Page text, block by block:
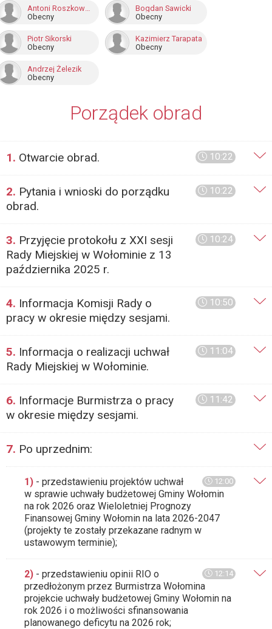
Antoni Roszkowski
Obecny
Bogdan Sawicki
Obecny
Piotr Sikorski
Obecny
Kazimierz Tarapata
Obecny
Andrzej Żelezik
Obecny
Porządek obrad
10:22
1. Otwarcie obrad.
10:22
2. Pytania i wnioski do porządku
obrad.
10:24
3. Przyjęcie protokołu z XXI sesji
Rady Miejskiej w Wołominie z 13
października 2025 r.
10:50
4. Informacja Komisji Rady o
pracy w okresie między sesjami.
11:04
5. Informacja o realizacji uchwał
Rady Miejskiej w Wołominie.
11:42
6. Informacje Burmistrza o pracy
w okresie między sesjami.
7. Po uprzednim:
12:00
1) - przedstawieniu projektów uchwał
w sprawie uchwały budżetowej Gminy Wołomin
na rok 2026 oraz Wieloletniej Prognozy
Finansowej Gminy Wołomin na lata 2026-2047
(projekty te zostały przekazane radnym w
ustawowym terminie);
12:14
2) - przedstawieniu opinii RIO o
przedłożonym przez Burmistrza Wołomina
projekcie uchwały budżetowej Gminy Wołomin na
rok 2026 i o możliwości sfinansowania
planowanego deficytu na 2026 rok;